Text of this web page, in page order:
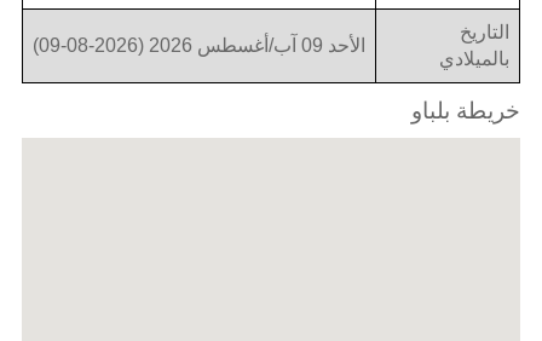
التاريخ
بالميلادي
الأحد 09 آب/أغسطس 2026 (2026-08-09)
خريطة بلباو